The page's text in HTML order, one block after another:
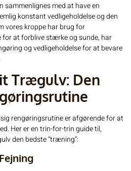
med at have en
konstant vedligeholdelse og den
vores kroppe har brug for
at forblive stærke og sunde, har
og vedligeholdelse for at bevare
Trægulv: Den
rengøringsrutine er afgørende for at
Her er en trin-for-trin guide til,
den bedste “træning”: